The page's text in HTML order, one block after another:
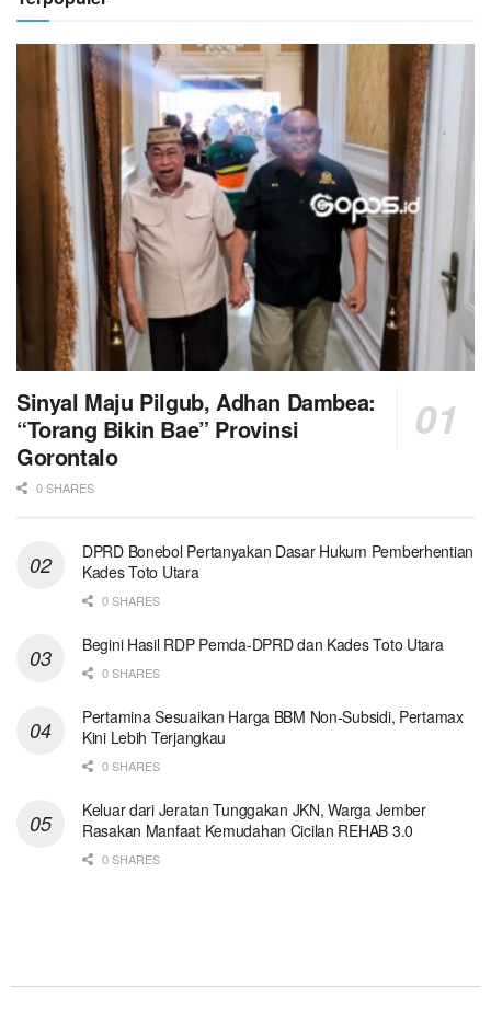
Sinyal Maju Pilgub, Adhan Dambea:
“Torang Bikin Bae” Provinsi
Gorontalo
0 SHARES
DPRD Bonebol Pertanyakan Dasar Hukum Pemberhentian
Kades Toto Utara
0 SHARES
Begini Hasil RDP Pemda-DPRD dan Kades Toto Utara
0 SHARES
Pertamina Sesuaikan Harga BBM Non-Subsidi, Pertamax
Kini Lebih Terjangkau
0 SHARES
Keluar dari Jeratan Tunggakan JKN, Warga Jember
Rasakan Manfaat Kemudahan Cicilan REHAB 3.0
0 SHARES